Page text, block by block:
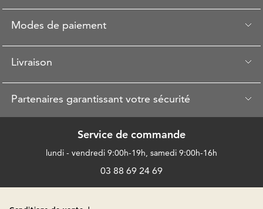
Modes de paiement
Livraison
Partenaires garantissant votre sécurité
Service de commande
lundi - vendredi 9:00h-19h, samedi 9:00h-16h
03 88 69 24 69